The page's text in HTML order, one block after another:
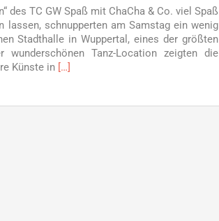
des TC GW Spaß mit ChaCha & Co. viel Spaß
lassen, schnupperten am Samstag ein wenig
Stadthalle in Wuppertal, eines der größten
wunderschönen Tanz-Location zeigten die
Künste in Read
„Lady-
[…]